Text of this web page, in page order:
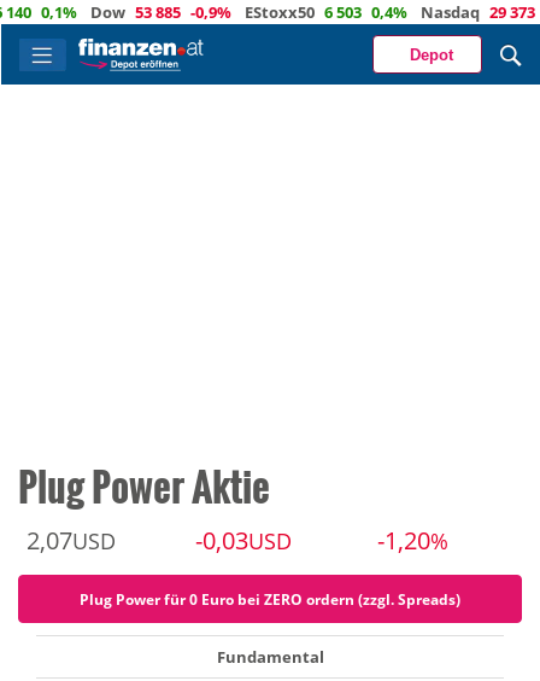
0,1% Dow 53 885 -0,9% EStoxx50 6 503 0,4% Nasdaq 29 373 -
Depot
Plug Power Aktie
2,07USD -0,03USD -1,20%
Plug Power für 0 Euro bei ZERO ordern (zzgl. Spreads)
Fundamental